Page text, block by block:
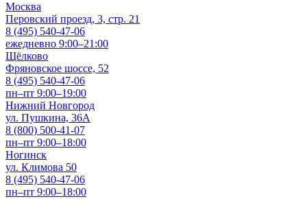
Москва
Перовский проезд, 3, стр. 21
8 (495) 540-47-06
ежедневно 9:00–21:00
Щёлково
Фряновское шоссе, 52
8 (495) 540-47-06
пн–пт 9:00–19:00
Нижний Новгород
ул. Пушкина, 36А
8 (800) 500-41-07
пн–пт 9:00–18:00
Ногинск
ул. Климова 50
8 (495) 540-47-06
пн–пт 9:00–18:00